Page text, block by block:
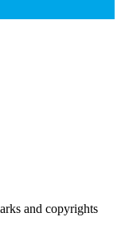
and copyrights